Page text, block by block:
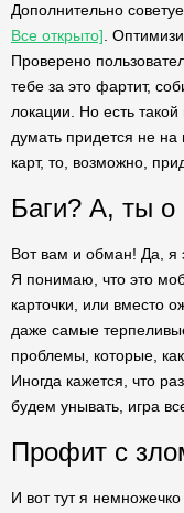
Дополнительно
Все открыто] .
Проверено
тебе за это фартит,
локации. Но есть
думать придется не на
карт, то, возможно,
Баги? А, ты
Вот вам и обман! Да, я
Я понимаю, что это
карточки, или вместо
даже самые
проблемы, которые,
Иногда кажется, что
будем унывать, игра
Профит с
И вот тут я